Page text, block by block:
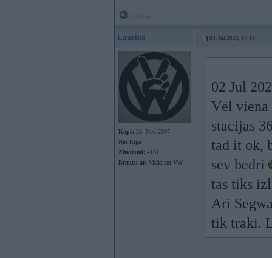
Lauriko 03. Jul 2026, 17:14
Kopš: 25. Nov 2007
No: Rīga
Ziņojumi: 4151
Braucu ar: Visādiem VW
02 Jul
Vēl viena
stacijas
tad it ok,
sev bedri
tas tiks
Arī
tik traki.